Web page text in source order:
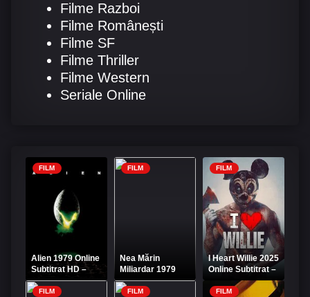
Filme Razboi
Filme Românești
Filme SF
Filme Thriller
Filme Western
Seriale Online
FILM
Alien 1979 Online
Subtitrat HD –
Clasicul horror
SF
FILM
Nea Mărin
Miliardar 1979
Film Online Gratis
FILM
I Heart Willie 2025
Online Subtitrat –
Îl iubesc pe Willie
FILM FILM FILM